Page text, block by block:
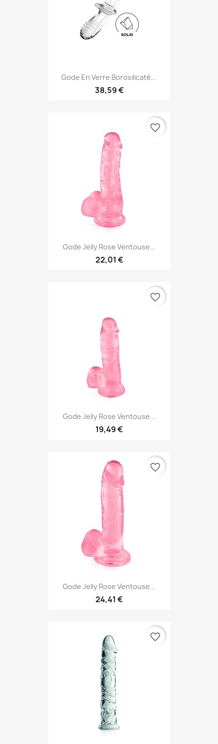
Gode En Verre Borosilicaté...
38,59 €
Gode Jelly Rose Ventouse...
22,01 €
favorite_border
Gode Jelly Rose Ventouse...
19,49 €
favorite_border
Gode Jelly Rose Ventouse...
24,41 €
favorite_border
favorite_border